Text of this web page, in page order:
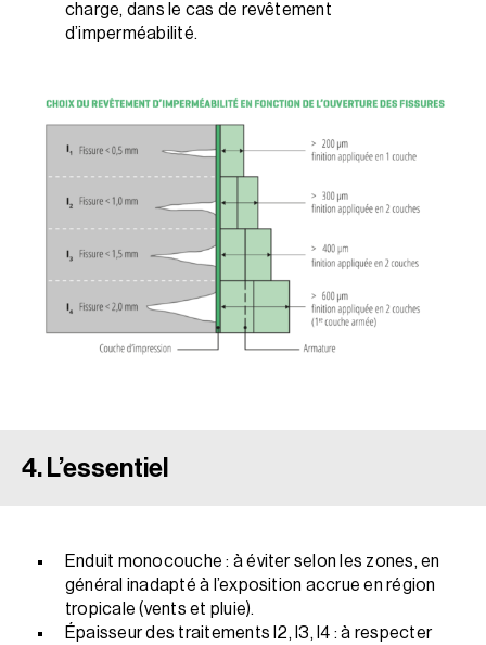
charge, dans le cas de revêtement
d’imperméabilité.
4. L’essentiel
Enduit monocouche : à éviter selon les zones, en
général inadapté à l’exposition accrue en région
tropicale (vents et pluie).
Épaisseur des traitements I2, I3, I4 : à respecter